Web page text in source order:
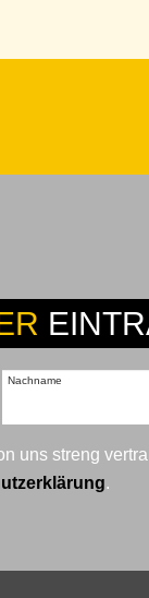
Nachname
uns streng
.